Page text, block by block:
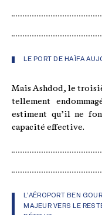
LE PORT DE HAÏFA
Mais Ashdod, le
tellement
estiment qu’il ne
capacité effective.
L’AÉROPORT BEN
MAJEUR VERS LE